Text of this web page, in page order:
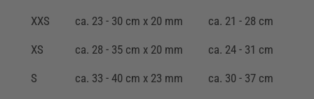
XXS ca. 23 - 30 cm x 20 mm ca. 21 - 28 cm
XS ca. 28 - 35 cm x 20 mm ca. 24 - 31 cm
S ca. 33 - 40 cm x 23 mm ca. 30 - 37 cm